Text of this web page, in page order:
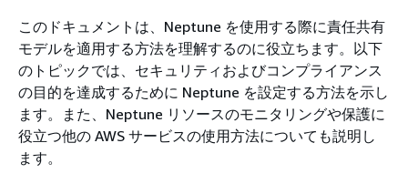
このドキュメントは、Neptune を使用する際に責任共有
モデルを適用する方法を理解するのに役立ちます。以下
のトピックでは、セキュリティおよびコンプライアンス
の目的を達成するために Neptune を設定する方法を示し
ます。また、Neptune リソースのモニタリングや保護に
役立つ他の AWS サービスの使用方法についても説明し
ます。